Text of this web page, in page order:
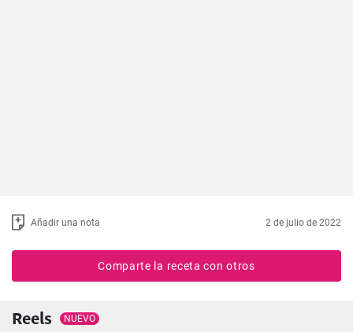
Añadir una nota 2 de julio de 2022
Comparte la receta con otros
Reels NUEVO